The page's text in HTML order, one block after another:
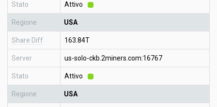
Stato Attivo
Regione USA
Share Diff 163.84T
Server us-solo-ckb.2miners.com:16767
Stato Attivo
Regione USA